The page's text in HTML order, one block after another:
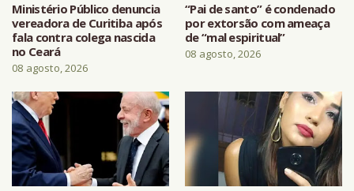
Ministério Público denuncia
vereadora de Curitiba após
fala contra colega nascida
no Ceará
08 agosto, 2026
“Pai de santo” é condenado
por extorsão com ameaça
de “mal espiritual”
08 agosto, 2026